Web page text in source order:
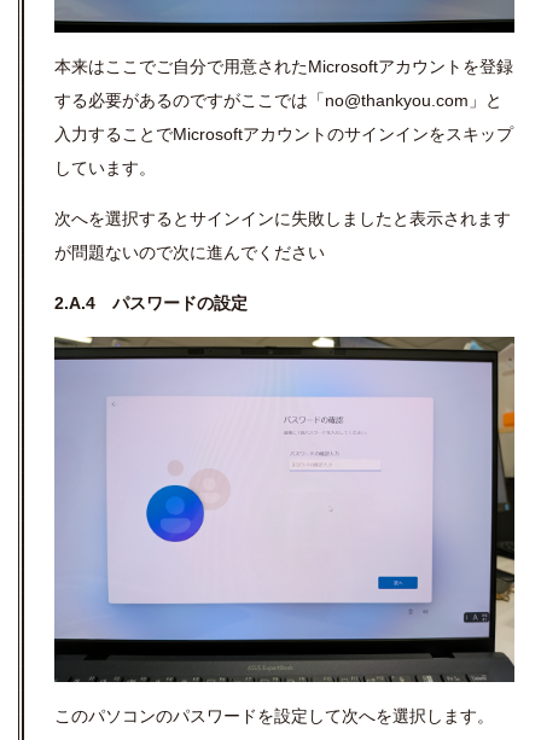
本来はここでご自分で用意されたMicrosoftアカウントを登録
する必要があるのですがここでは「no@thankyou.com」と
入力することでMicrosoftアカウントのサインインをスキップ
しています。
次へを選択するとサインインに失敗しましたと表示されます
が問題ないので次に進んでください
2.A.4 パスワードの設定
このパソコンのパスワードを設定して次へを選択します。